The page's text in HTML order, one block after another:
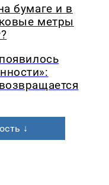
бумаге и в
метры
↓